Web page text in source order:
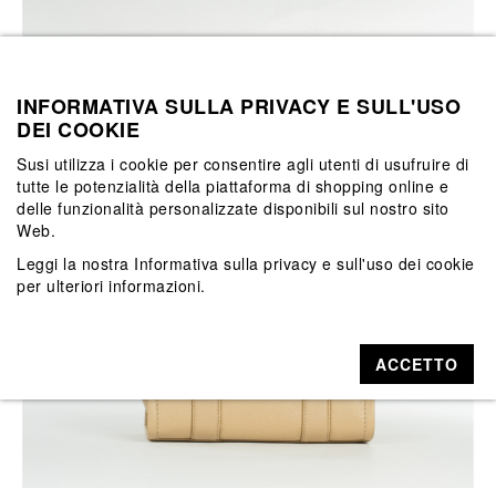
INFORMATIVA SULLA PRIVACY E SULL'USO
DEI COOKIE
Susi utilizza i cookie per consentire agli utenti di usufruire di
tutte le potenzialità della piattaforma di shopping online e
delle funzionalità personalizzate disponibili sul nostro sito
Web.
Leggi la nostra Informativa sulla privacy e sull'uso dei cookie
per ulteriori informazioni.
ACCETTO